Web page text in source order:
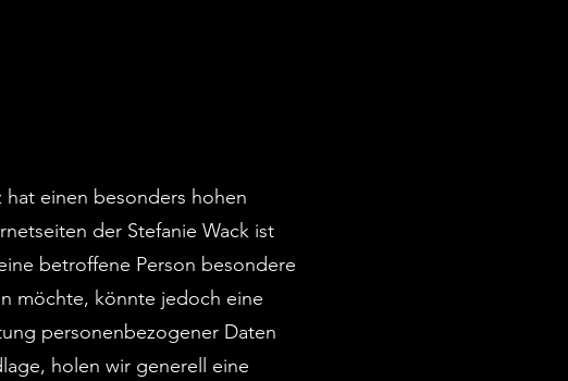
hat einen besonders hohen
der Stefanie Wack ist
betroffene Person besondere
möchte, könnte jedoch eine
personenbezogener Daten
holen wir generell eine